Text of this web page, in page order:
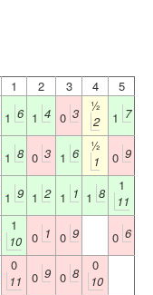
1
2 3 4
5
1 6 1 4 0 3
½
2
1 7
1 8 0 3 1 6
½
1
0 9
1 9 1 2 1 1 1 8
1
11
1
10 0 1 0 9 0 6
0
11
0 9 0 8
0
10